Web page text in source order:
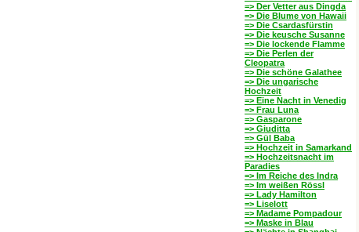
=> Der Vetter aus Dingda
=> Die Blume von Hawaii
=> Die Csardasfürstin
=> Die keusche Susanne
=> Die lockende Flamme
=> Die Perlen der
Cleopatra
=> Die schöne Galathee
=> Die ungarische
Hochzeit
=> Eine Nacht in Venedig
=> Frau Luna
=> Gasparone
=> Giuditta
=> Gül Baba
=> Hochzeit in Samarkand
=> Hochzeitsnacht im
Paradies
=> Im Reiche des Indra
=> Im weißen Rössl
=> Lady Hamilton
=> Liselott
=> Madame Pompadour
=> Maske in Blau